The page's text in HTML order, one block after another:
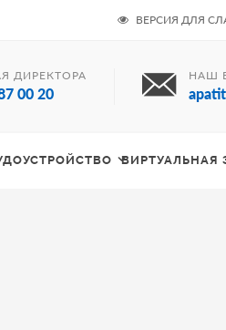
ВЕРСИЯ ДЛЯ
ДИРЕКТОРА
00 20
НАШ
ВИРТУАЛЬНАЯ